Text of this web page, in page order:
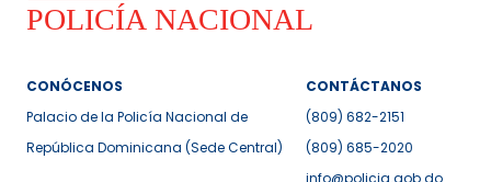
CONÓCENOS
Palacio de la Policía Nacional de
República Dominicana (Sede Central)
CONTÁCTANOS
(809) 682-2151
(809) 685-2020
info@policia.gob.do